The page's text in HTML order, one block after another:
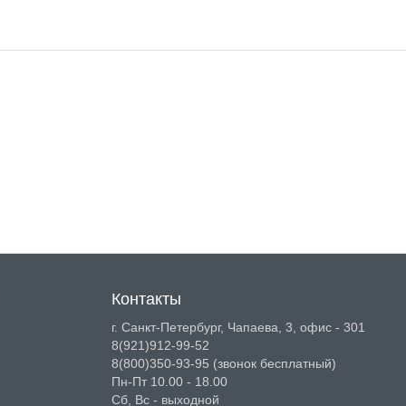
получения за 7 дней
Контакты
г. Санкт-Петербург, Чапаева, 3, офис - 301
8(921)912-99-52
8(800)350-93-95 (звонок бесплатный)
Пн-Пт 10.00 - 18.00
Сб, Вс - выходной